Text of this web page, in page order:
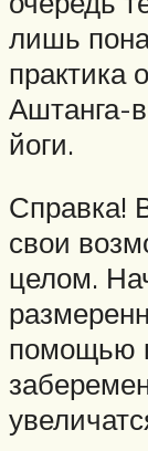
лишь
практика
Аштанга-
йоги.
Справка!
свои
целом.
помощью